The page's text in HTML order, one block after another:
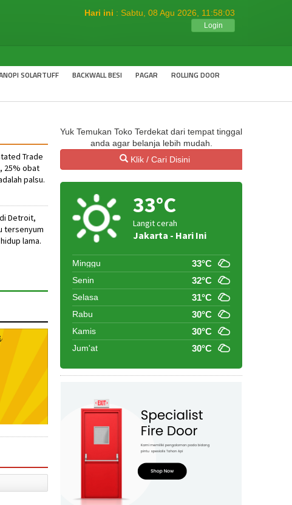
Hari ini : Sabtu, 08 Agu 2026, 11:58:04
Login
SOLARTUFF BACKWALL BESI PAGAR
ROLLING DOOR
Trade
25% obat
palsu.
Detroit,
tersenyum
lama.
Yuk Temukan Toko Terdekat dari tempat tinggal
anda agar belanja lebih mudah.
Klik / Cari Disini
33°C
Langit cerah
Jakarta - Hari Ini
Minggu 33°C
Senin 32°C
Selasa 31°C
Rabu 30°C
Kamis 30°C
Jum'at 30°C